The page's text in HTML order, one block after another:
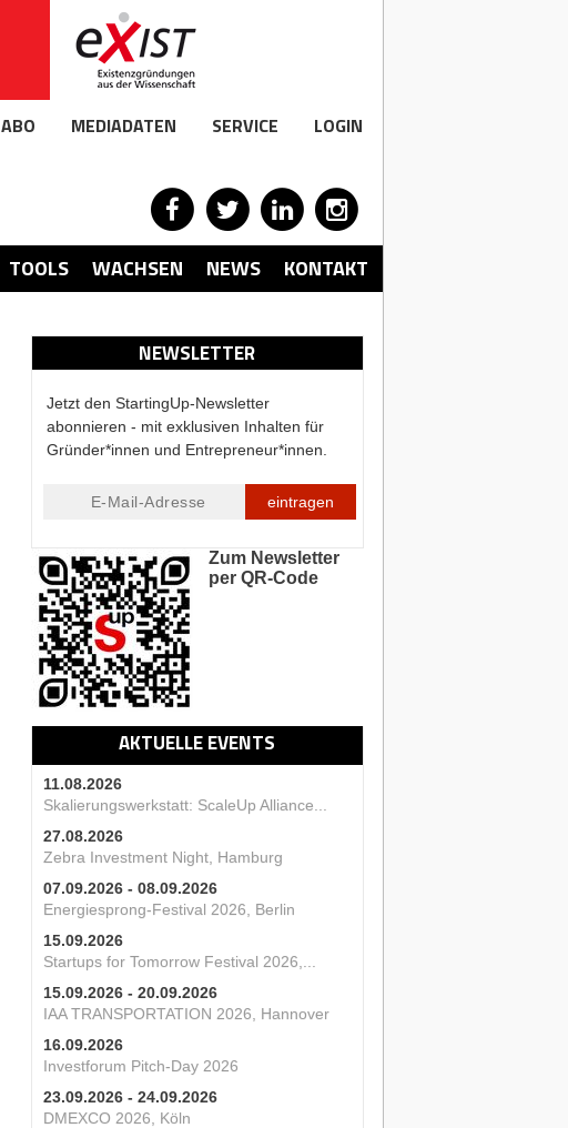
ABO MEDIADATEN SERVICE LOGIN
TOOLS WACHSEN NEWS KONTAKT
NEWSLETTER
Jetzt den StartingUp-Newsletter
abonnieren - mit exklusiven Inhalten für
Gründer*innen und Entrepreneur*innen.
eintragen
Zum Newsletter
per QR-Code
AKTUELLE EVENTS
11.08.2026
Skalierungswerkstatt: ScaleUp Alliance...
27.08.2026
Zebra Investment Night, Hamburg
07.09.2026 - 08.09.2026
Energiesprong-Festival 2026, Berlin
15.09.2026
Startups for Tomorrow Festival 2026,...
15.09.2026 - 20.09.2026
IAA TRANSPORTATION 2026, Hannover
16.09.2026
Investforum Pitch-Day 2026
23.09.2026 - 24.09.2026
DMEXCO 2026, Köln